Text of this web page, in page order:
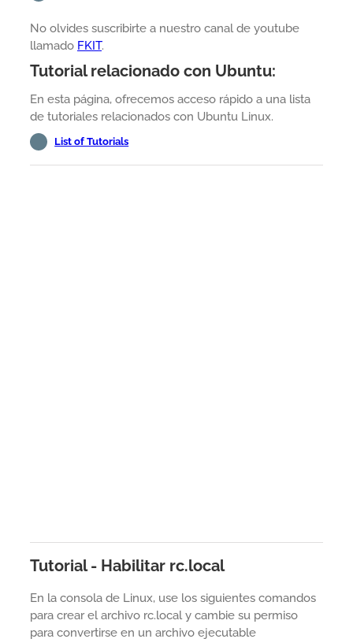
No olvides suscribirte a nuestro canal de youtube
llamado FKIT.
Tutorial relacionado con Ubuntu:
En esta página, ofrecemos acceso rápido a una lista
de tutoriales relacionados con Ubuntu Linux.
List of Tutorials
Tutorial - Habilitar rc.local
En la consola de Linux, use los siguientes comandos
para crear el archivo rc.local y cambie su permiso
para convertirse en un archivo ejecutable